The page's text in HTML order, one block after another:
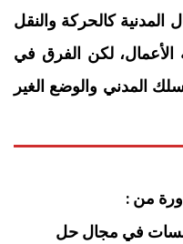
المدنية كالحركة والنقل
الأعمال، لكن الفرق في
المدني والوضع الغير
من :
في مجال حل